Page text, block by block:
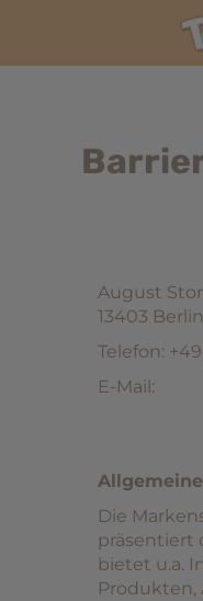
August
13403 Berlin
Telefon:
E-Mail:
Die
präsentiert
bietet u.a.
Produkten,